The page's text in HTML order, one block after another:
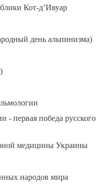
Кот-д’Ивуар
день альпинизма)
- первая победа русского
медицины Украины
народов мира